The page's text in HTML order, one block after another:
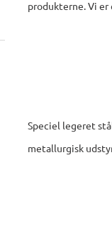
produkterne. Vi er
Speciel legeret
metallurgisk